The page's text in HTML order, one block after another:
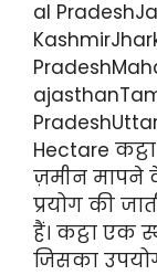
al
Hectare
ज़मीन मापने
प्रयोग की
हैं। कट्ठा एक
जिसका